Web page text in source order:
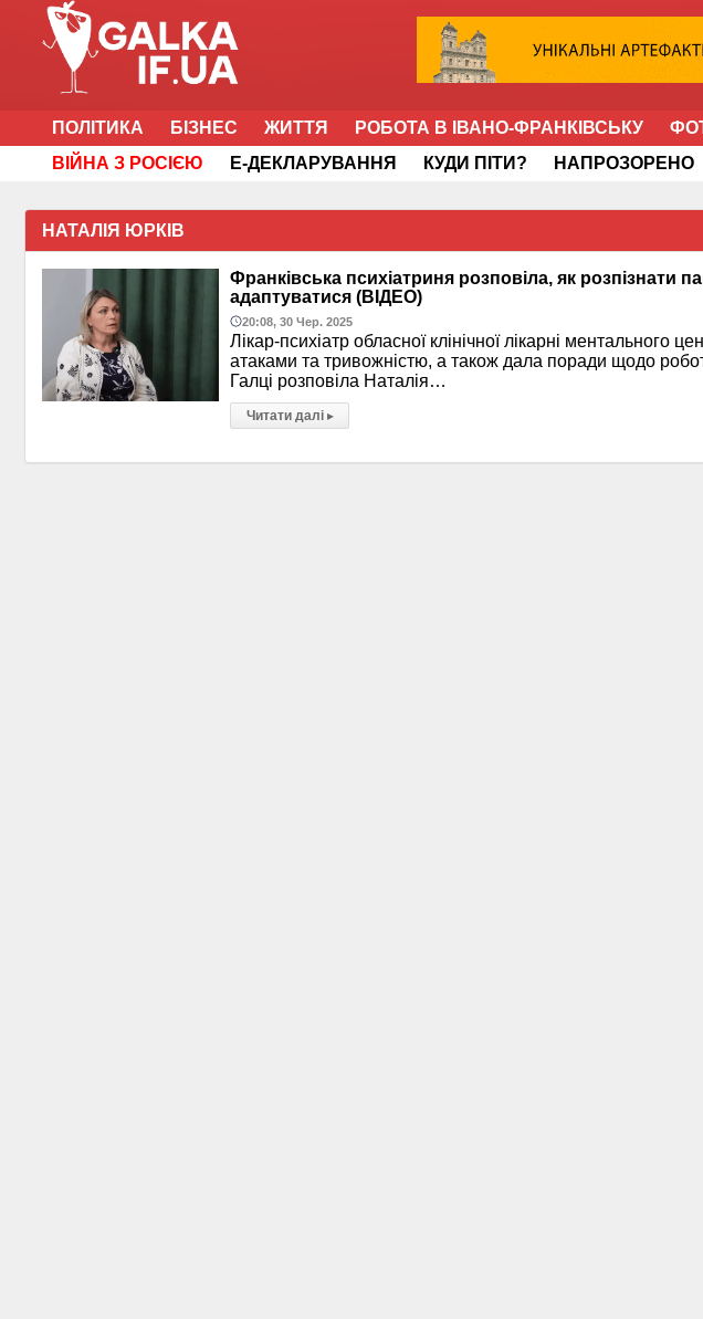
ПОЛІТИКА БІЗНЕС ЖИТТЯ РОБОТА В ІВАНО-ФРАНКІВСЬКУ
ВІЙНА З РОСІЄЮ
Е-ДЕКЛАРУВАННЯ КУДИ ПІТИ? НАПРОЗОРЕНО
НАТАЛІЯ ЮРКІВ
Франківська психіатриня розповіла, як розпізнати
адаптуватися (ВІДЕО)
20:08, 30 Чер. 2025
Лікар-психіатр обласної клінічної лікарні ментального
атаками та тривожністю, а також дала поради щодо
Галці розповіла Наталія…
Читати далі ▸